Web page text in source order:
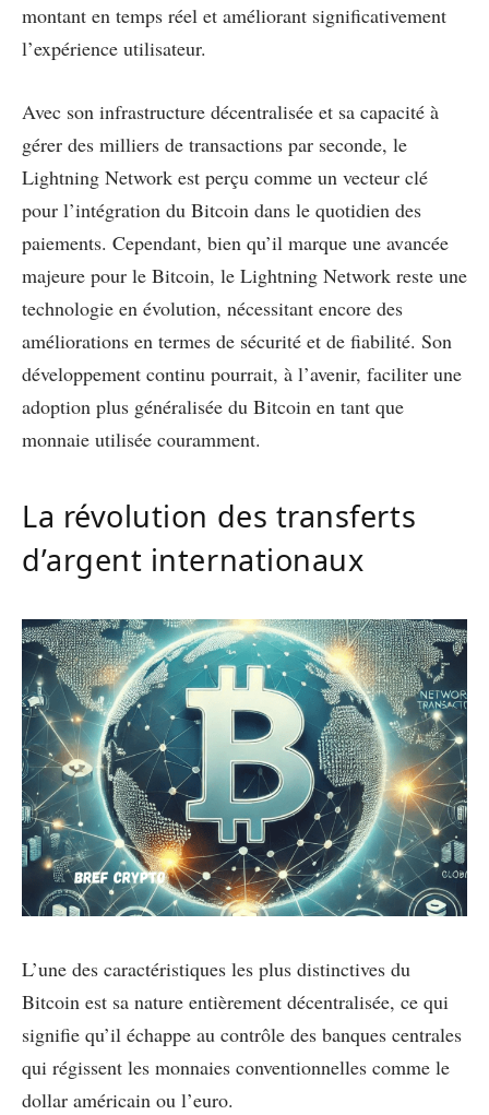
montant en temps réel et améliorant significativement
l’expérience utilisateur.
Avec son infrastructure décentralisée et sa capacité à
gérer des milliers de transactions par seconde, le
Lightning Network est perçu comme un vecteur clé
pour l’intégration du Bitcoin dans le quotidien des
paiements. Cependant, bien qu’il marque une avancée
majeure pour le Bitcoin, le Lightning Network reste une
technologie en évolution, nécessitant encore des
améliorations en termes de sécurité et de fiabilité. Son
développement continu pourrait, à l’avenir, faciliter une
adoption plus généralisée du Bitcoin en tant que
monnaie utilisée couramment.
La révolution des transferts
d’argent internationaux
L’une des caractéristiques les plus distinctives du
Bitcoin est sa nature entièrement décentralisée, ce qui
signifie qu’il échappe au contrôle des banques centrales
qui régissent les monnaies conventionnelles comme le
dollar américain ou l’euro.